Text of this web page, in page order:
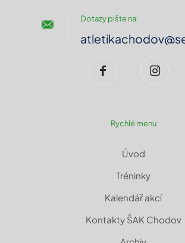
Dotazy pište na:
Rychlé menu
Úvod
Tréninky
Kalendář akcí
Kontakty ŠAK Chodov